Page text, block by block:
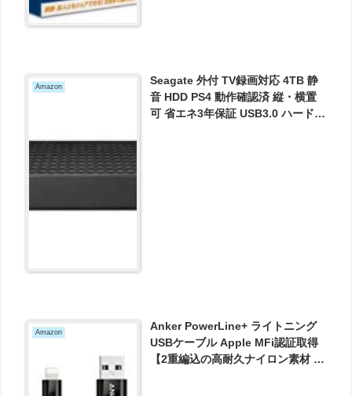
Amazon
Seagate 外付 TV録画対応 4TB 静
音 HDD PS4 動作確認済 縦・横置
可 省エネ3年保証 USB3.0 ハードデ
Amazon
Anker PowerLine+ ライトニング
USBケーブル Apple MFi認証取得
【2重編込の高耐久ナイロン素材 /